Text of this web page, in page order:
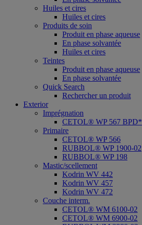
Huiles et cires
Huiles et cires
Produits de soin
Produit en phase aqueuse
En phase solvantée
Huiles et cires
Teintes
Produit en phase aqueuse
En phase solvantée
Quick Search
Rechercher un produit
Exterior
Imprégnation
CETOL® WP 567 BPD*
Primaire
CETOL® WP 566
RUBBOL® WP 1900-02
RUBBOL® WP 198
Mastic/scellement
Kodrin WV 442
Kodrin WV 457
Kodrin WV 472
Couche interm.
CETOL® WM 6100-02
CETOL® WM 6900-02